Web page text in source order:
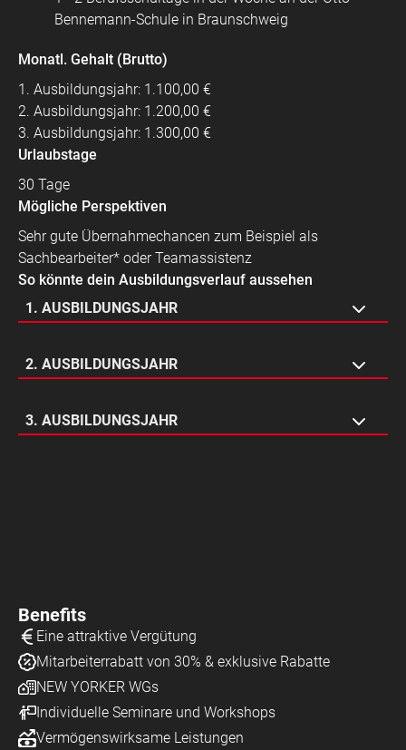
Bennemann-Schule in Braunschweig
Monatl. Gehalt (Brutto)
1. Ausbildungsjahr: 1.100,00 €
2. Ausbildungsjahr: 1.200,00 €
3. Ausbildungsjahr: 1.300,00 €
Urlaubstage
30 Tage
Mögliche Perspektiven
Sehr gute Übernahmechancen zum Beispiel als
Sachbearbeiter* oder Teamassistenz
So könnte dein Ausbildungsverlauf aussehen
1. AUSBILDUNGSJAHR
Einkauf Sachbearbeitung
Filialinstandhaltung
2. AUSBILDUNGSJAHR
Employer Branding
3. AUSBILDUNGSJAHR
Benefits
Eine attraktive Vergütung
Mitarbeiterrabatt von 30% & exklusive Rabatte
NEW YORKER WGs
Individuelle Seminare und Workshops
Vermögenswirksame Leistungen